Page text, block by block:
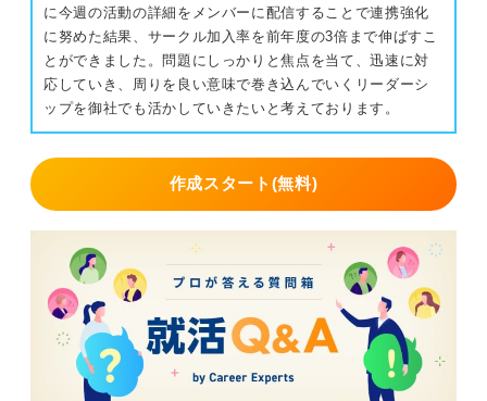
に今週の活動の詳細をメンバーに配信することで連携強化
に努めた結果、サークル加入率を前年度の3倍まで伸ばすこ
とができました。問題にしっかりと焦点を当て、迅速に対
応していき、周りを良い意味で巻き込んでいくリーダーシ
ップを御社でも活かしていきたいと考えております。
作成スタート(無料)